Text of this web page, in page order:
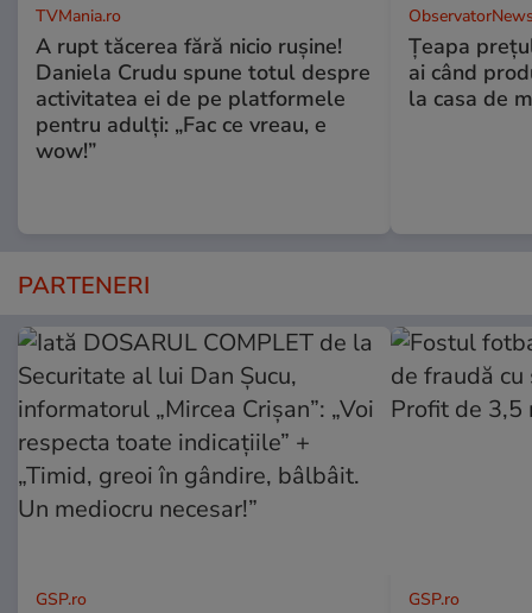
TVMania.ro
A rupt tăcerea fără nicio rușine!
Daniela Crudu spune totul despre
activitatea ei de pe platformele
pentru adulți: „Fac ce vreau, e
wow!”
Țeapa
ai când
la casa de
PARTENERI
GSP.ro GSP.ro